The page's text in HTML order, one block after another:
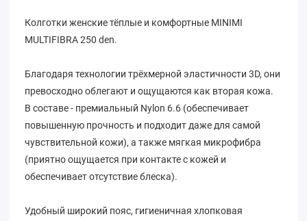
Колготки женские тёплые и комфортные MINIMI
MULTIFIBRA 250 den.
Благодаря технологии трёхмерной эластичности 3D, они
превосходно облегают и ощущаются как вторая кожа.
В составе - премиальный Nylon 6.6 (обеспечивает
повышенную прочность и подходит даже для самой
чувствительной кожи), а также мягкая микрофибра
(приятно ощущается при контакте с кожей и
обеспечивает отсутствие блеска).
Удобный широкий пояс, гигиеничная хлопковая